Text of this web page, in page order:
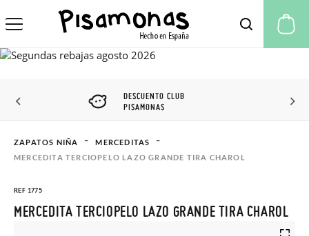
DESCUENTO CLUB
PISAMONAS
ZAPATOS NIÑA
MERCEDITAS
MERCEDITA TERCIOPELO LAZO GRANDE TIRA CHAROL
REF 1775
MERCEDITA TERCIOPELO LAZO GRANDE TIRA CHAROL